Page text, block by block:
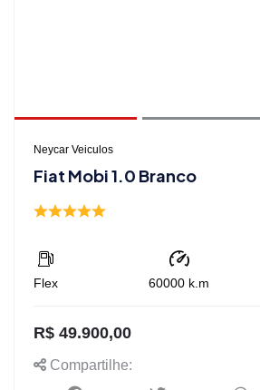
Neycar Veiculos
Fiat Mobi 1.0 Branco
Flex 60000 k.m
R$ 49.900,00
Compartilhe: